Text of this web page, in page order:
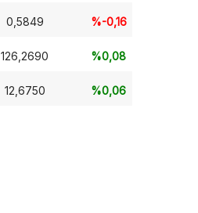
0,5849 %-0,16
126,2690 %0,08
12,6750 %0,06